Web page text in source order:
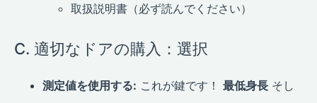
取扱説明書（必ず読んでください）
C. 適切なドアの購入：選択
測定値を使用する: これが鍵です！ 最低身長 そし